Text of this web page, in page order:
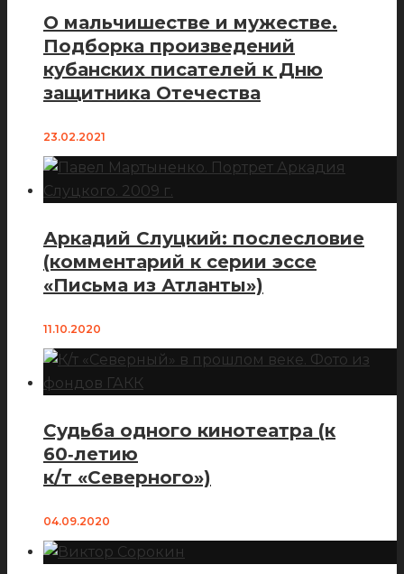
О мальчишестве и мужестве.
Подборка произведений
кубанских писателей к Дню
защитника Отечества
23.02.2021
Аркадий Слуцкий: послесловие
(комментарий к серии эссе
«Письма из Атланты»)
11.10.2020
Судьба одного кинотеатра (к
60‑летию
к/т «Северного»)
04.09.2020